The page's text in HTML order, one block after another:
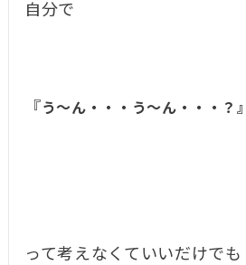
自分で
『う〜ん・・・う〜ん・・・？』
って考えなくていいだけでも